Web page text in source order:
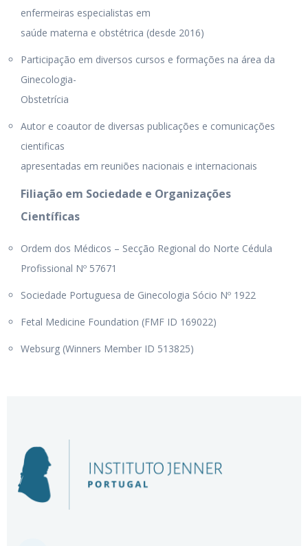
enfermeiras especialistas em
saúde materna e obstétrica (desde 2016)
Participação em diversos cursos e formações na área da
Ginecologia-
Obstetrícia
Autor e coautor de diversas publicações e comunicações
cientificas
apresentadas em reuniões nacionais e internacionais
Filiação em Sociedade e Organizações
Científicas
Ordem dos Médicos – Secção Regional do Norte Cédula
Profissional Nº 57671
Sociedade Portuguesa de Ginecologia Sócio Nº 1922
Fetal Medicine Foundation (FMF ID 169022)
Websurg (Winners Member ID 513825)